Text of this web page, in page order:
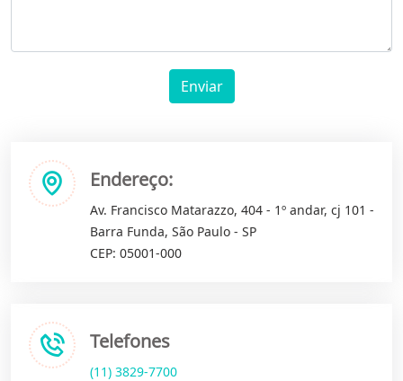
Enviar
Endereço:
Av. Francisco Matarazzo, 404 - 1º andar, cj 101 -
Barra Funda, São Paulo - SP
CEP: 05001-000
Telefones
(11) 3829-7700